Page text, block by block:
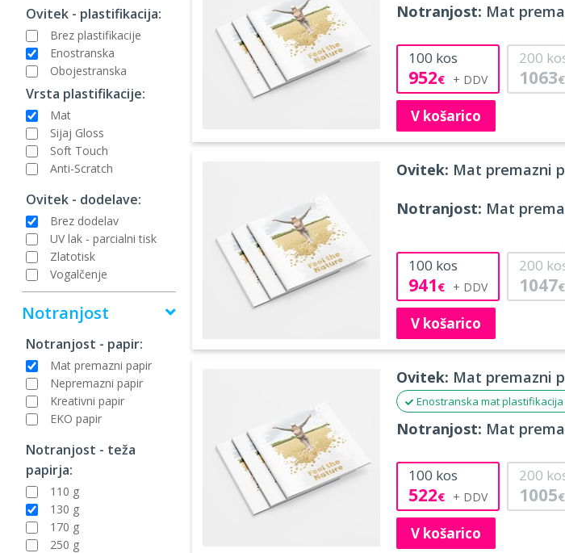
Ovitek - plastifikacija:
Brez plastifikacije
Enostranska
Obojestranska
Vrsta plastifikacije:
Mat
Sijaj Gloss
Soft Touch
Anti-Scratch
Ovitek - dodelave:
Brez dodelav
UV lak - parcialni tisk
Zlatotisk
Vogalčenje
Notranjost
Notranjost - papir:
Mat premazni papir
Nepremazni papir
Kreativni papir
EKO papir
Notranjost - teža
papirja:
110 g
130 g
170 g
250 g
Notranjost: Mat
100 kos
952€
200
1063€
V košarico
Ovitek: Mat premazni
Notranjost: Mat
100 kos
941€
200
1047€
V košarico
Ovitek: Mat premazni
Enostranska mat
Notranjost: Mat
100 kos
522€
200
1005€
V košarico